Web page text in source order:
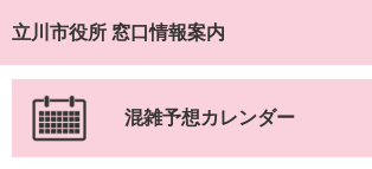
立川市役所 窓口情報案内
トップページへ
ご利用方法
窓口混雑状況
混雑予想カレンダー